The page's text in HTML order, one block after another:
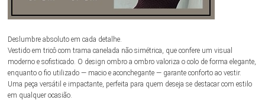
Deslumbre absoluto em cada detalhe.
Vestido em tricô com trama canelada não simétrica, que confere um visual
moderno e sofisticado. O design ombro a ombro valoriza o colo de forma elegante,
enquanto o fio utilizado — macio e aconchegante — garante conforto ao vestir.
Uma peça versátil e impactante, perfeita para quem deseja se destacar com estilo
em qualquer ocasião.